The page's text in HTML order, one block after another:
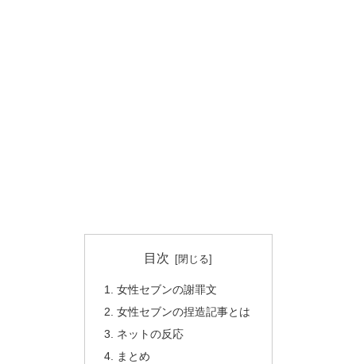
目次
女性セブンの謝罪文
女性セブンの捏造記事とは
ネットの反応
まとめ